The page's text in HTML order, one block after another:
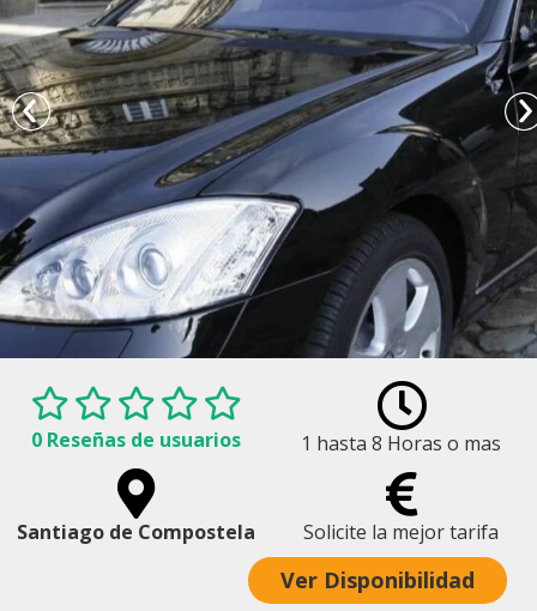
de Transporte Privado en Santiago de Compostela
0 Reseñas de usuarios 1 hasta 8 Horas o mas
Santiago de Compostela Solicite la mejor tarifa
Ver Disponibilidad